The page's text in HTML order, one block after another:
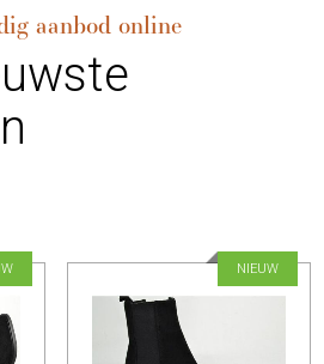
aanbod online
NIEUW